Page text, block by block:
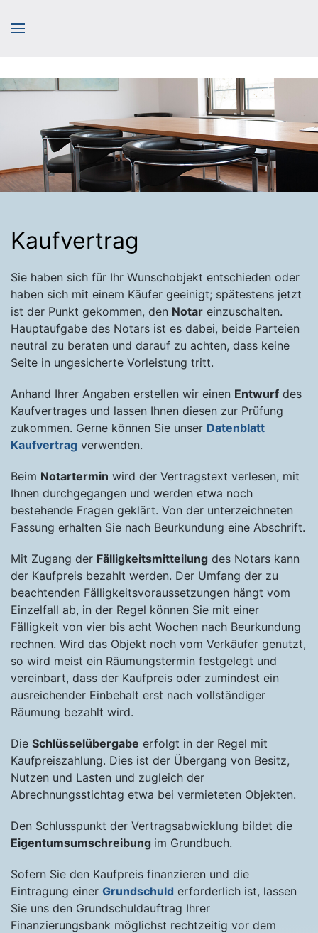
Kaufvertrag
Sie haben sich für Ihr Wunschobjekt entschieden oder
haben sich mit einem Käufer geeinigt; spätestens jetzt
ist der Punkt gekommen, den Notar einzuschalten.
Hauptaufgabe des Notars ist es dabei, beide Parteien
neutral zu beraten und darauf zu achten, dass keine
Seite in ungesicherte Vorleistung tritt.
Anhand Ihrer Angaben erstellen wir einen Entwurf des
Kaufvertrages und lassen Ihnen diesen zur Prüfung
zukommen. Gerne können Sie unser Datenblatt
Kaufvertrag verwenden.
Beim Notartermin wird der Vertragstext verlesen, mit
Ihnen durchgegangen und werden etwa noch
bestehende Fragen geklärt. Von der unterzeichneten
Fassung erhalten Sie nach Beurkundung eine Abschrift.
Mit Zugang der Fälligkeitsmitteilung des Notars kann
der Kaufpreis bezahlt werden. Der Umfang der zu
beachtenden Fälligkeitsvoraussetzungen hängt vom
Einzelfall ab, in der Regel können Sie mit einer
Fälligkeit von vier bis acht Wochen nach Beurkundung
rechnen. Wird das Objekt noch vom Verkäufer genutzt,
so wird meist ein Räumungstermin festgelegt und
vereinbart, dass der Kaufpreis oder zumindest ein
ausreichender Einbehalt erst nach vollständiger
Räumung bezahlt wird.
Die Schlüsselübergabe erfolgt in der Regel mit
Kaufpreiszahlung. Dies ist der Übergang von Besitz,
Nutzen und Lasten und zugleich der
Abrechnungsstichtag etwa bei vermieteten Objekten.
Den Schlusspunkt der Vertragsabwicklung bildet die
Eigentumsumschreibung im Grundbuch.
Sofern Sie den Kaufpreis finanzieren und die
Eintragung einer Grundschuld erforderlich ist, lassen
Sie uns den Grundschuldauftrag Ihrer
Finanzierungsbank möglichst rechtzeitig vor dem